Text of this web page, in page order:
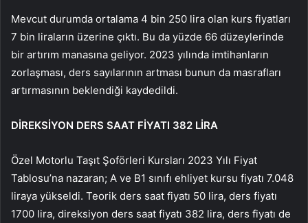
Mevcut durumda ortalama 4 bin 250 lira olan kurs fiyatları
7 bin liraların üzerine çıktı. Bu da yüzde 66 düzeylerinde
bir artırım manasına geliyor. 2023 yılında imtihanların
zorlaşması, ders sayılarının artması bunun da masrafları
artırmasının beklendiği kaydedildi.
DİREKSİYON DERS SAAT FİYATI 382 LİRA
Özel Motorlu Taşıt Şoförleri Kursları 2023 Yılı Fiyat
Tablosu’na nazaran; A ve B1 sınıfı ehliyet kursu fiyatı 7.048
liraya yükseldi. Teorik ders saat fiyatı 50 lira, ders fiyatı
1700 lira, direksiyon ders saat fiyatı 382 lira, ders fiyatı de